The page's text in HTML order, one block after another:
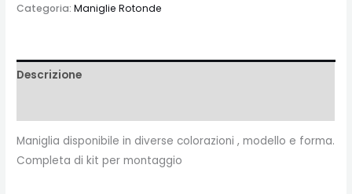
Categoria:Maniglie Rotonde
Descrizione
Maniglia disponibile in diverse colorazioni , modello e forma.
Completa di kit per montaggio